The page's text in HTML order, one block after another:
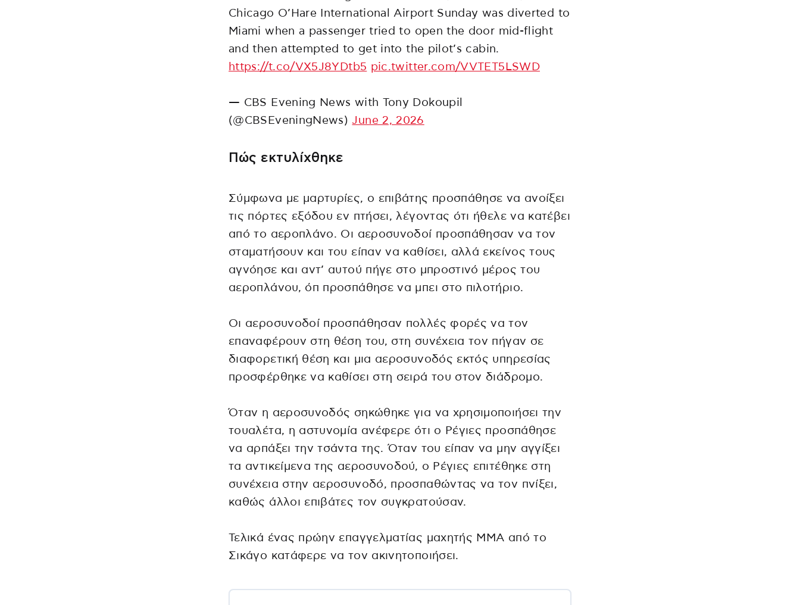
Chicago O’Hare International Airport Sunday was diverted to
Miami when a passenger tried to open the door mid-flight
and then attempted to get into the pilot’s cabin.
https://t.co/VX5J8YDtb5 pic.twitter.com/VVTET5LSWD
— CBS Evening News with Tony Dokoupil
(@CBSEveningNews)June 2, 2026
Πώς εκτυλίχθηκε
Σύμφωνα με μαρτυρίες, ο επιβάτης προσπάθησε να ανοίξει
τις πόρτες εξόδου εν πτήσει, λέγοντας ότι ήθελε να κατέβει
από το αεροπλάνο. Οι αεροσυνοδοί προσπάθησαν να τον
σταματήσουν και του είπαν να καθίσει, αλλά εκείνος τους
αγνόησε και αντ’ αυτού πήγε στο μπροστινό μέρος του
αεροπλάνου, όπ προσπάθησε να μπει στο πιλοτήριο.
Οι αεροσυνοδοί προσπάθησαν πολλές φορές να τον
επαναφέρουν στη θέση του, στη συνέχεια τον πήγαν σε
διαφορετική θέση και μια αεροσυνοδός εκτός υπηρεσίας
προσφέρθηκε να καθίσει στη σειρά του στον διάδρομο.
Όταν η αεροσυνοδός σηκώθηκε για να χρησιμοποιήσει την
τουαλέτα, η αστυνομία ανέφερε ότι ο Ρέγιες προσπάθησε
να αρπάξει την τσάντα της. Όταν του είπαν να μην αγγίξει
τα αντικείμενα της αεροσυνοδού, ο Ρέγιες επιτέθηκε στη
συνέχεια στην αεροσυνοδό, προσπαθώντας να τον πνίξει,
καθώς άλλοι επιβάτες τον συγκρατούσαν.
Τελικά ένας πρώην επαγγελματίας μαχητής MMA από το
Σικάγο κατάφερε να τον ακινητοποιήσει.